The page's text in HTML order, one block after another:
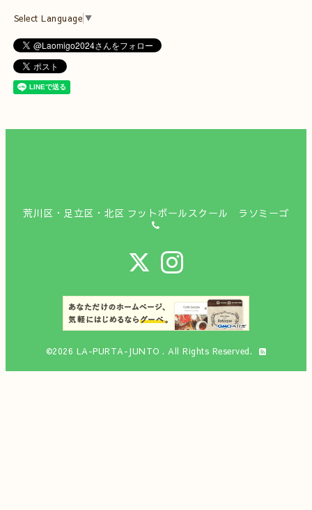
Select Language ▼
荒川区・足立区・北区 フットボールスクール ラソミーゴ
©2026 LA-PURTA-JUNTO. All Rights Reserved.